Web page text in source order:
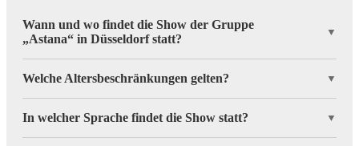
Wann und wo findet die Show der Gruppe
„Astana“ in Düsseldorf statt?
▼
Welche Altersbeschränkungen gelten? ▼
In welcher Sprache findet die Show statt? ▼